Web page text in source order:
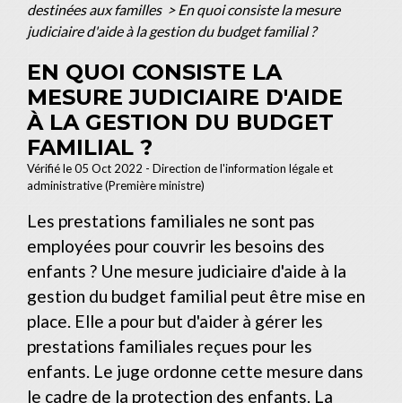
destinées aux familles > En quoi consiste la mesure
judiciaire d'aide à la gestion du budget familial ?
EN QUOI CONSISTE LA
MESURE JUDICIAIRE D'AIDE
À LA GESTION DU BUDGET
FAMILIAL ?
Vérifié le 05 Oct 2022 - Direction de l'information légale et
administrative (Première ministre)
Les prestations familiales ne sont pas
employées pour couvrir les besoins des
enfants ? Une mesure judiciaire d'aide à la
gestion du budget familial peut être mise en
place. Elle a pour but d'aider à gérer les
prestations familiales reçues pour les
enfants. Le juge ordonne cette mesure dans
le cadre de la protection des enfants. La